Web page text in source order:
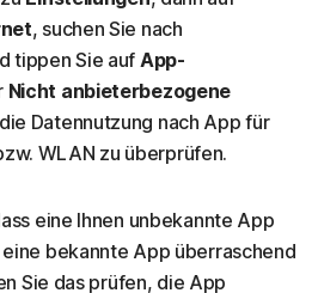
, suchen Sie nach
tippen Sie aufApp-
Nicht anbieterbezogene
Datennutzung nach App für
WLAN zu überprüfen.
eine Ihnen unbekannte App
bekannte App überraschend
Sie das prüfen, die App